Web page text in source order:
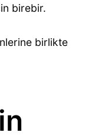
birebir.
birlikte